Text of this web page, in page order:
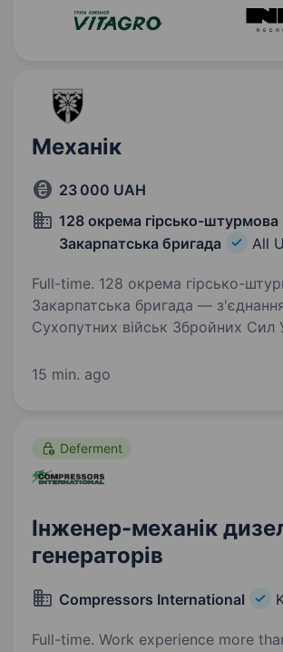
Механік
23 000 UAH
128 окрема гірсько-штурмова
Закарпатська бригада
All
Full-time. 128 окрема гірсько-штурмова
Закарпатська бригада —
Сухопутних військ Збройних Сил
на території мальовничої
15 min. ago
Deferment
Інженер-механік
генераторів
Compressors International
Full-time. Work experience more